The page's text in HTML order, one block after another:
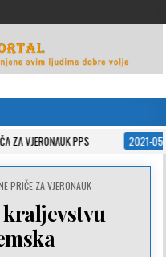
2021-05-02 ISUSOVE
PRIČE ZA VJERONAUK
kraljevstvu